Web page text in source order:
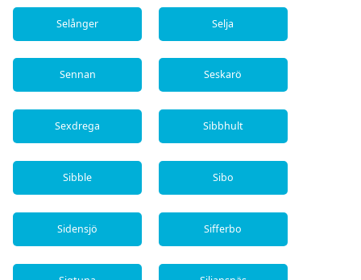
Selånger Selja
Sennan Seskarö
Sexdrega Sibbhult
Sibble Sibo
Sidensjö Sifferbo